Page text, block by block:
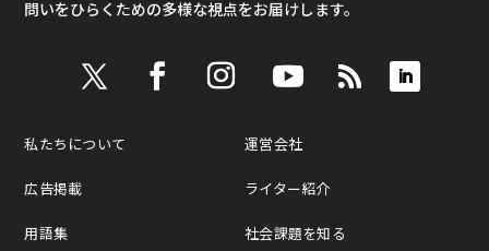
問いをひらくための多様な視点をお届けします。
私たちについて
広告掲載
用語集
運営会社
ライター紹介
社会課題を知る